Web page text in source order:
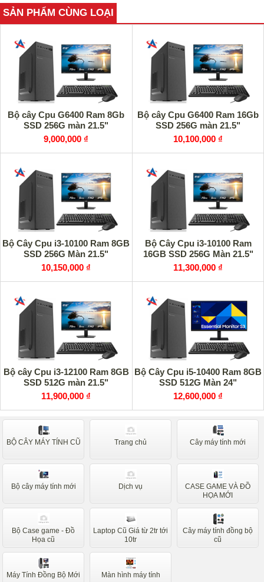
SẢN PHẨM CÙNG LOẠI
Bộ cây Cpu G6400 Ram 8Gb
SSD 256G màn 21.5"
9,000,000 ₫
Bộ cây Cpu G6400 Ram 16Gb
SSD 256G màn 21.5"
10,100,000 ₫
Bộ Cây Cpu i3-10100 Ram 8GB
SSD 256G Màn 21.5"
10,150,000 ₫
Bộ Cây Cpu i3-10100 Ram
16GB SSD 256G Màn 21.5"
11,300,000 ₫
Bộ cây Cpu i3-12100 Ram 8GB
SSD 512G màn 21.5"
11,900,000 ₫
Bộ Cây Cpu i5-10400 Ram 8GB
SSD 512G Màn 24"
12,600,000 ₫
BỘ CÂY MÁY TÍNH CŨ Trang chủ Cây máy tính mới
Bộ cây máy tính mới Dịch vụ
CASE GAME VÀ ĐỒ
HỌA MỚI
Bộ Case game - Đồ
Họa cũ
Laptop Cũ Giá từ 2tr tới
10tr
Cây máy tính đồng bộ
cũ
Máy Tính Đồng Bộ Mới Màn hình máy tính